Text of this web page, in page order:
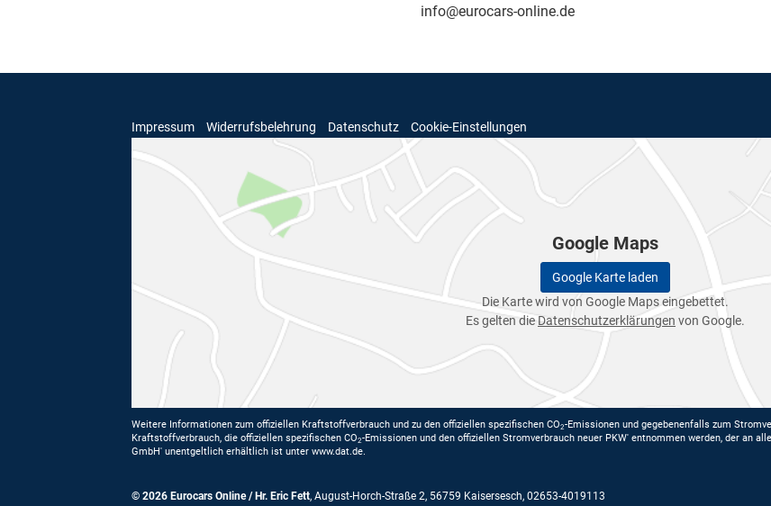
info@eurocars-online.de
Impressum Widerrufsbelehrung Datenschutz Cookie-Einstellungen
Google Maps
Google Karte laden
Die Karte wird von Google Maps eingebettet.
Es gelten dieDatenschutzerklärungen von Google.
Weitere Informationen zum offiziellen Kraftstoffverbrauch und zu den offiziellen spezifischen CO2-Emissionen und gegebenenfalls zum
Kraftstoffverbrauch, die offiziellen spezifischen CO2-Emissionen und den offiziellen Stromverbrauch neuer PKW' entnommen werden, der an
GmbH' unentgeltlich erhältlich ist unter www.dat.de.
© 2026 Eurocars Online / Hr. Eric Fett, August-Horch-Straße 2, 56759 Kaisersesch, 02653-4019113